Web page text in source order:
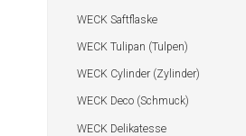
WECK Saftflaske
WECK Tulipan (Tulpen)
WECK Cylinder (Zylinder)
WECK Deco (Schmuck)
WECK Delikatesse